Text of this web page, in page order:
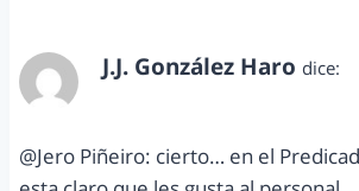
J.J. González Haro dice:
@Jero Piñeiro: cierto… en el